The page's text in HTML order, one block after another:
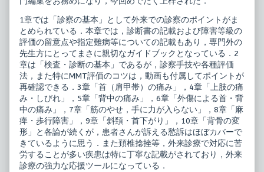
害,
1章では「診察の基本」として外来での診察のポイントがま
とめられている．本章では，診断書の記載および障害等級の
評価の留意点や指定難病等についての記載もあり，専門外の
先生方にとってまさに親切なガイドブックとなっている．2
章は「検査・診断の基本」であるが，診察手技や各種評価
法，また特にMMT評価のコツは，動画も付属してポイントが
再確認できる．3章「首（肩甲帯）の痛み」，4章「上肢の痛
み・しびれ」，5章「背中の痛み」，6章「外傷による首・背
中の痛み」，7章「筋のやせ，手に力が入らない」，8章「麻
痺・歩行障害」，9章「斜頚・首下がり」，10章「背骨の変
形」と各論が続くが，患者さんが訴える愁訴はほぼカバーで
きているように思う．また頚椎捻挫等，外来診療で対応に苦
労することが多い疾患は特に丁寧な記載がされており，外来
診療の強力な応援ツールになっている．